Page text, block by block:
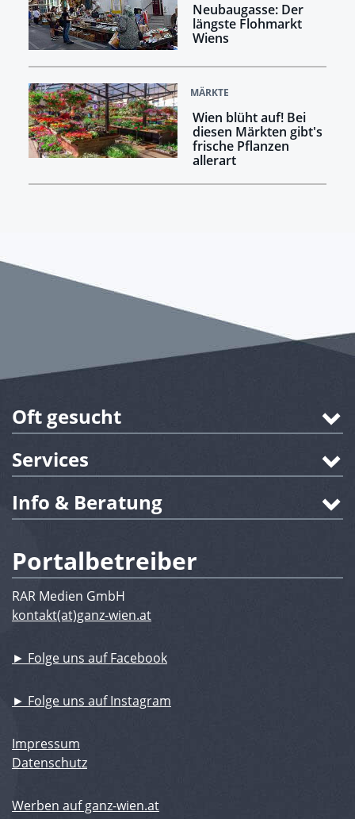
Neubaugasse: Der
längste Flohmarkt
Wiens
MÄRKTE
Wien blüht auf! Bei
diesen Märkten gibt's
frische Pflanzen
allerart
Oft gesucht
Services
Info & Beratung
Portalbetreiber
RAR Medien GmbH
kontakt(at)ganz-wien.at
► Folge uns auf Facebook
► Folge uns auf Instagram
Impressum
Datenschutz
Werben auf ganz-wien.at